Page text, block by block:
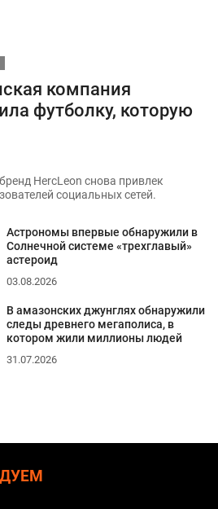
компания
футболку, которую
HercLeon снова привлек
социальных сетей.
Астрономы впервые обнаружили в
Солнечной системе «трехглавый»
астероид
03.08.2026
В амазонских джунглях обнаружили
следы древнего мегаполиса, в
котором жили миллионы людей
31.07.2026